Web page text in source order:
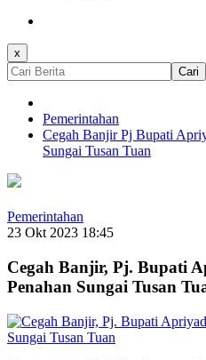
x
Cari
Pemerintahan
Cegah Banjir Pj Bupati
Sungai Tusan Tuan
Pemerintahan
23 Okt 2023 18:45
Cegah Banjir, Pj. Bupati
Penahan Sungai Tusan